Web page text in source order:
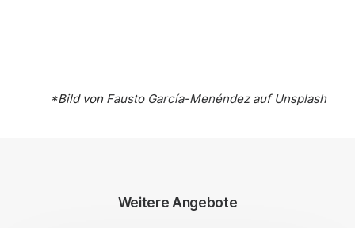
*Bild von Fausto García-Menéndezauf Unsplash
Weitere Angebote